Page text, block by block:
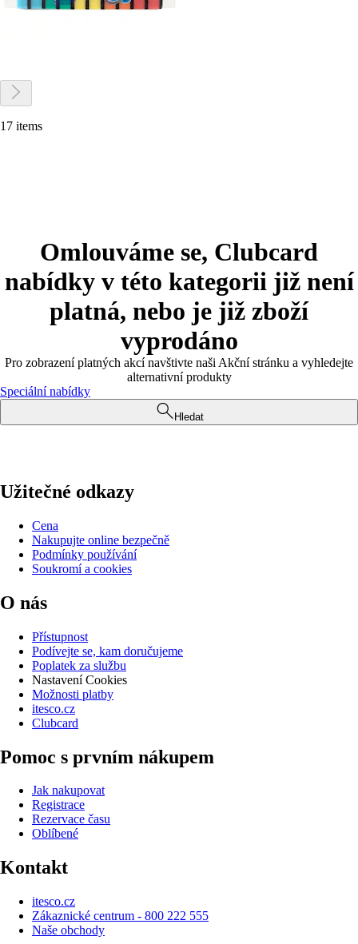
17 items
Omlouváme se, Clubcard
nabídky v této kategorii již není
platná, nebo je již zboží
vyprodáno
Pro zobrazení platných akcí navštivte naši Akční stránku a vyhledejte
alternativní produkty
Speciální nabídky
Hledat
Užitečné odkazy
Cena
Nakupujte online bezpečně
Podmínky používání
Soukromí a cookies
O nás
Přístupnost
Podívejte se, kam doručujeme
Poplatek za službu
Nastavení Cookies
Možnosti platby
itesco.cz
Clubcard
Pomoc s prvním nákupem
Jak nakupovat
Registrace
Rezervace času
Oblíbené
Kontakt
itesco.cz
Zákaznické centrum - 800 222 555
Naše obchody